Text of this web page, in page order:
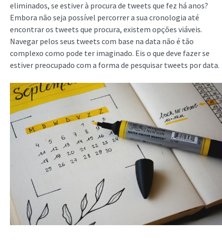
eliminados, se estiver à procura de tweets que fez há anos?
Embora não seja possível percorrer a sua cronologia até
encontrar os tweets que procura, existem opções viáveis.
Navegar pelos seus tweets com base na data não é tão
complexo como pode ter imaginado. Eis o que deve fazer se
estiver preocupado com a forma de pesquisar tweets por data.